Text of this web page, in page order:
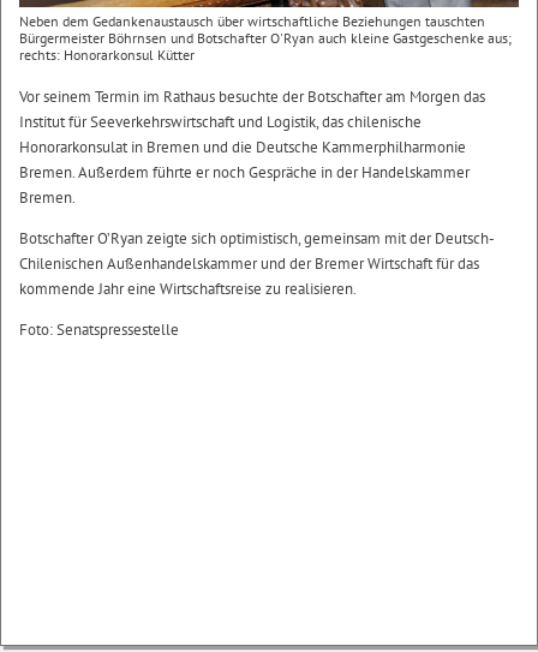
Neben dem Gedankenaustausch über wirtschaftliche Beziehungen tauschten
Bürgermeister Böhrnsen und Botschafter O'Ryan auch kleine Gastgeschenke aus;
rechts: Honorarkonsul Kütter
Vor seinem Termin im Rathaus besuchte der Botschafter am Morgen das
Institut für Seeverkehrswirtschaft und Logistik, das chilenische
Honorarkonsulat in Bremen und die Deutsche Kammerphilharmonie
Bremen. Außerdem führte er noch Gespräche in der Handelskammer
Bremen.
Botschafter O’Ryan zeigte sich optimistisch, gemeinsam mit der Deutsch-
Chilenischen Außenhandelskammer und der Bremer Wirtschaft für das
kommende Jahr eine Wirtschaftsreise zu realisieren.
Foto: Senatspressestelle